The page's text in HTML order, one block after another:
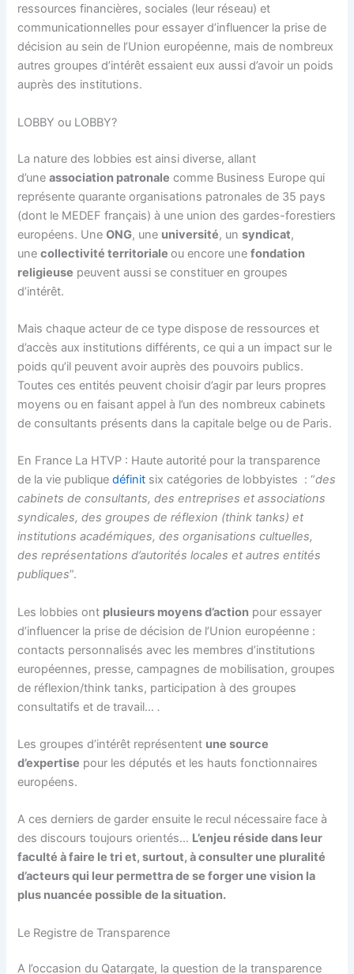
ressources financières, sociales (leur réseau) et
communicationnelles pour essayer d’influencer la prise de
décision au sein de l’Union européenne, mais de nombreux
autres groupes d’intérêt essaient eux aussi d’avoir un poids
auprès des institutions.
LOBBY ou LOBBY?
La nature des lobbies est ainsi diverse, allant
d’uneassociation patronale comme Business Europe qui
représente quarante organisations patronales de 35 pays
(dont le MEDEF français) à une union des gardes-forestiers
européens. UneONG, une université, unsyndicat,
unecollectivité territorialeou encore unefondation
religieuse peuvent aussi se constituer en groupes
d’intérêt.
Mais chaque acteur de ce type dispose de ressources et
d’accès aux institutions différents, ce qui a un impact sur le
poids qu’il peuvent avoir auprès des pouvoirs publics.
Toutes ces entités peuvent choisir d’agir par leurs propres
moyens ou en faisant appel à l’un des nombreux cabinets
de consultants présents dans la capitale belge ou de Paris.
En France La HTVP : Haute autorité pour la transparence
de la vie publiquedéfinit six catégories de lobbyistes : “des
cabinets de consultants, des entreprises et associations
syndicales, des groupes de réflexion (think tanks) et
institutions académiques, des organisations cultuelles,
des représentations d’autorités locales et autres entités
publiques”.
Les lobbies ont plusieurs moyens d’action pour essayer
d’influencer la prise de décision de l’Union européenne :
contacts personnalisés avec les membres d’institutions
européennes, presse, campagnes de mobilisation, groupes
de réflexion/think tanks, participation à des groupes
consultatifs et de travail… .
Les groupes d’intérêt représentent une source
d’expertise pour les députés et les hauts fonctionnaires
européens.
A ces derniers de garder ensuite le recul nécessaire face à
des discours toujours orientés… L’enjeu réside dans leur
faculté à faire le tri et, surtout, à consulter une pluralité
d’acteurs qui leur permettra de se forger une vision la
plus nuancée possible de la situation.
Le Registre de Transparence
A l’occasion du Qatargate, la question de la transparence